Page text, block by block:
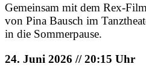
Gemeinsam mit dem Rex-
von Pina Bausch im
in die Sommerpause.
24. Juni 2026 // 20:15 Uhr